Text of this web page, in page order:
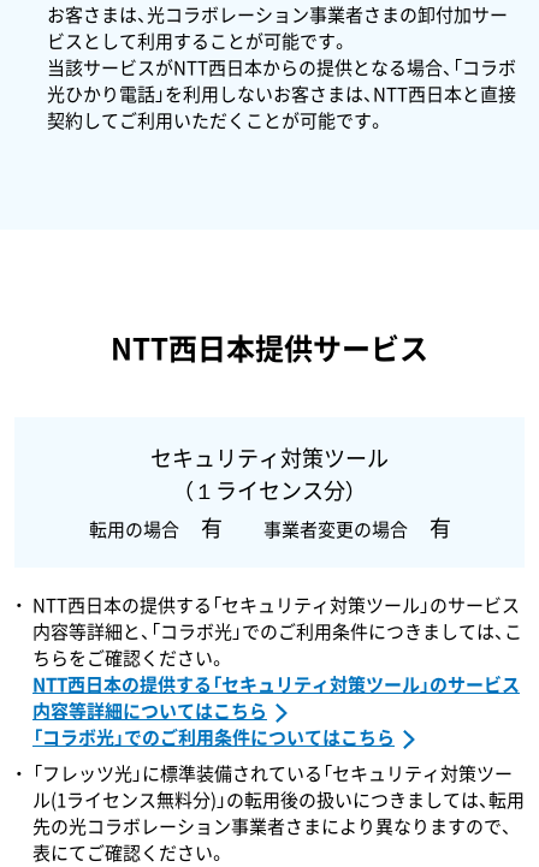
お客さまは、光コラボレーション事業者さまの卸付加サー
ビスとして利用することが可能です。
当該サービスがNTT西日本からの提供となる場合、「コラボ
光ひかり電話」を利用しないお客さまは、NTT西日本と直接
契約してご利用いただくことが可能です。
NTT西日本提供サービス
セキュリティ対策ツール
（１ライセンス分）
転用の場合有 事業者変更の場合有
NTT西日本の提供する「セキュリティ対策ツール」のサービス
内容等詳細と、「コラボ光」でのご利用条件につきましては、こ
ちらをご確認ください。
NTT西日本の提供する「セキュリティ対策ツール」のサービス
内容等詳細についてはこちら
「コラボ光」でのご利用条件についてはこちら
「フレッツ光」に標準装備されている「セキュリティ対策ツー
ル(1ライセンス無料分)」の転用後の扱いにつきましては、転用
先の光コラボレーション事業者さまにより異なりますので、
表にてご確認ください。